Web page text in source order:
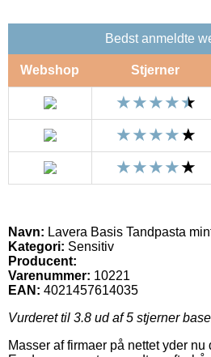
Bedst anmeldte
Webshop Stjerner
Navn: Lavera Basis Tandpasta
Kategori: Sensitiv
Producent:
Varenummer: 10221
EAN: 4021457614035
Vurderet til 3.8 ud af 5 stjerner
Masser af firmaer på nettet yder